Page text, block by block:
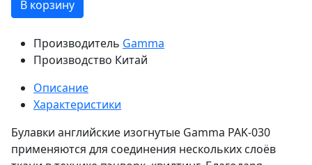
В корзину
Производитель Gamma
Производство Китай
Описание
Характеристики
Булавки английские изогнутые Gamma PAK-030
применяются для соединения нескольких слоёв